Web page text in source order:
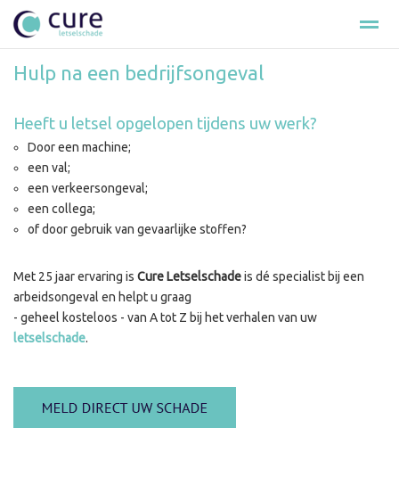
Hulp na ongeval Loonschade Smartengeld
Hulp na een bedrijfsongeval
Heeft u letsel opgelopen tijdens uw werk?
Door een machine;
een val;
een verkeersongeval;
een collega;
of door gebruik van gevaarlijke stoffen?
Met 25 jaar ervaring is Cure Letselschadeis dé specialist bij een
arbeidsongeval en helpt u graag
- geheel kosteloos - van A tot Z bij het verhalen van uw
letselschade.